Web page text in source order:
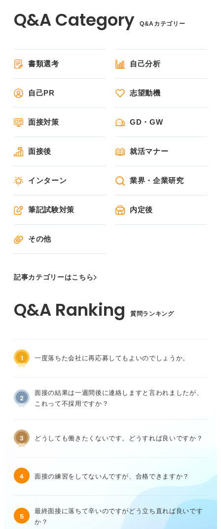
Q&Aカテゴリー
書類選考 自己分析
自己PR 志望動機
面接対策 GD・GW
面接後 就活マナー
インターン 業界・企業研究
筆記試験対策 内定後
その他
記事カテゴリーはこちら
質問ランキング
1 一度落ちた会社に再応募してもよいのでしょうか。
2
面接の結果は一週間後に連絡しますと言われましたが、
これって不採用ですか？
3 どうしても働きたくないです。どうすれば良いですか？
4 面接の練習をしてないんですが、合格できますか？
5
最終面接に落ちて辛いのですがどう立ち直れば良いです
か？